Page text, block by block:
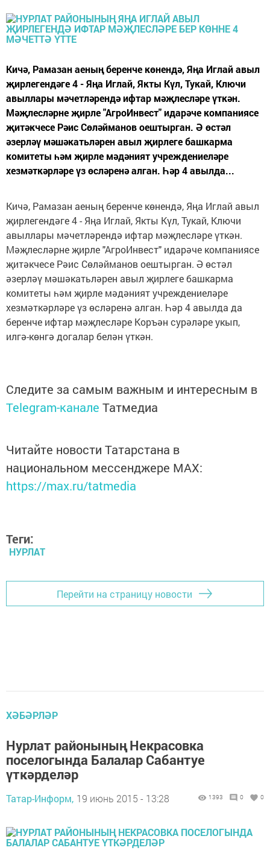
Кичә, Рамазан аеның беренче көнендә, Яңа Иглай авыл
җирлегендәге 4 - Яңа Иглай, Якты Күл, Тукай, Ключи
авыллары мәчетләрендә ифтар мәҗлесләре үткән.
Мәҗлесләрне җирле "АгроИнвест" идарәче компаниясе
җитәкчесе Рәис Сөләйманов оештырган. Ә өстәл
әзерләү мәшәкатьләрен авыл җирлеге башкарма
комитеты һәм җирле мәдәният учреждениеләре
хезмәткәрләре үз өсләренә алган. Һәр 4 авылда...
Кичә, Рамазан аеның беренче көнендә, Яңа Иглай авыл
җирлегендәге 4 - Яңа Иглай, Якты Күл, Тукай, Ключи
авыллары мәчетләрендә ифтар мәҗлесләре үткән.
Мәҗлесләрне җирле "АгроИнвест" идарәче компаниясе
җитәкчесе Рәис Сөләйманов оештырган. Ә өстәл
әзерләү мәшәкатьләрен авыл җирлеге башкарма
комитеты һәм җирле мәдәният учреждениеләре
хезмәткәрләре үз өсләренә алган. Һәр 4 авылда да
беренче ифтар мәҗлесләре Коръән сурәләре укып,
илгә-көнгә догалар белән үткән.
Следите за самым важным и интересным в
Telegram-канале Татмедиа
Читайте новости Татарстана в
национальном мессенджере MАХ:
https://max.ru/tatmedia
Теги:
НУРЛАТ
Перейти на страницу новости
ХӘБӘРЛӘР
Нурлат районының Некрасовка
поселогында Балалар Сабантуе
үткәрделәр
Татар-Информ, 19 июнь 2015 - 13:28 1393 0 0